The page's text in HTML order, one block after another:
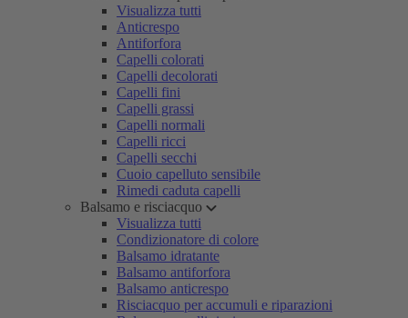
Visualizza tutti
Anticrespo
Antiforfora
Capelli colorati
Capelli decolorati
Capelli fini
Capelli grassi
Capelli normali
Capelli ricci
Capelli secchi
Cuoio capelluto sensibile
Rimedi caduta capelli
Balsamo e risciacquo
Visualizza tutti
Condizionatore di colore
Balsamo idratante
Balsamo antiforfora
Balsamo anticrespo
Risciacquo per accumuli e riparazioni